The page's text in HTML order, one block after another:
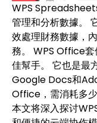
WPS
管理和分析數據。
效處理財務數據，
務。 WPS Office
佳幫手。 它也是最
Google Docs和
Office，需消耗多
本文将深入探讨